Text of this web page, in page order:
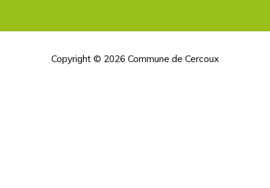
Copyright © 2026 Commune de Cercoux